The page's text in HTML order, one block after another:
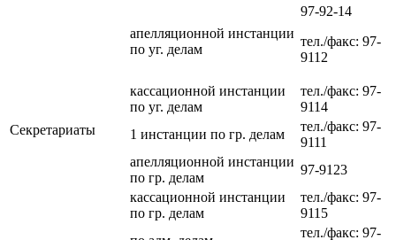
Секретариаты
апелляционной инстанции
по уг. делам
97-92-14
тел./факс: 97-
9112
кассационной инстанции
по уг. делам
тел./факс: 97-
9114
1 инстанции по гр. делам
тел./факс: 97-
9111
апелляционной инстанции
по гр. делам
97-9123
кассационной инстанции
по гр. делам
тел./факс: 97-
9115
тел./факс: 97-